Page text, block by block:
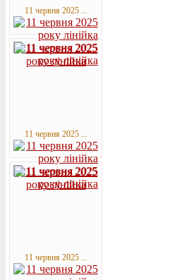
11 червня 2025 ...
11 червня 2025 ...
11 червня 2025 ...